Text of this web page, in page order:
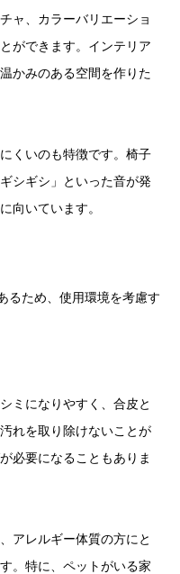
ャ、カラーバリエーショ
ができます。インテリア
かみのある空間を作りた
くいのも特徴です。椅子
シギシ」といった音が発
向いています。
るため、使用環境を考慮す
ミになりやすく、合皮と
れを取り除けないことが
必要になることもありま
アレルギー体質の方にと
。特に、ペットがいる家